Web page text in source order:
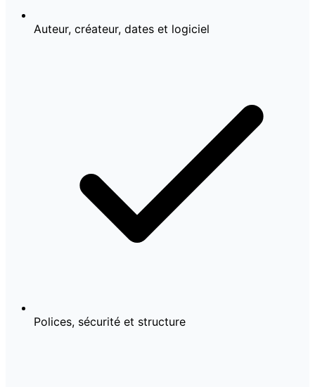
Auteur, créateur, dates et logiciel
Polices, sécurité et structure